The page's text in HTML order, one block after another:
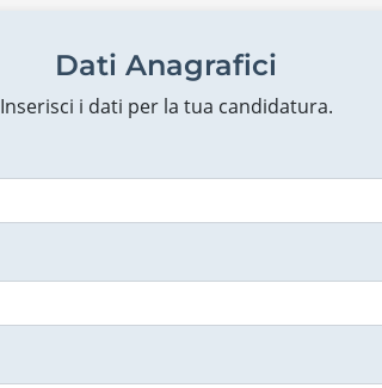
Dati Anagrafici
Inserisci i dati per la tua candidatura.